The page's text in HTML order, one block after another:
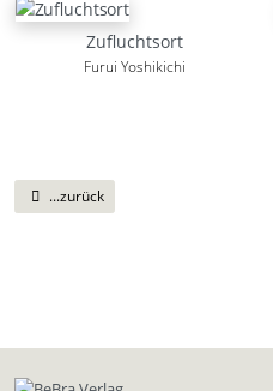
Zufluchtsort
Furui Yoshikichi
...zurück